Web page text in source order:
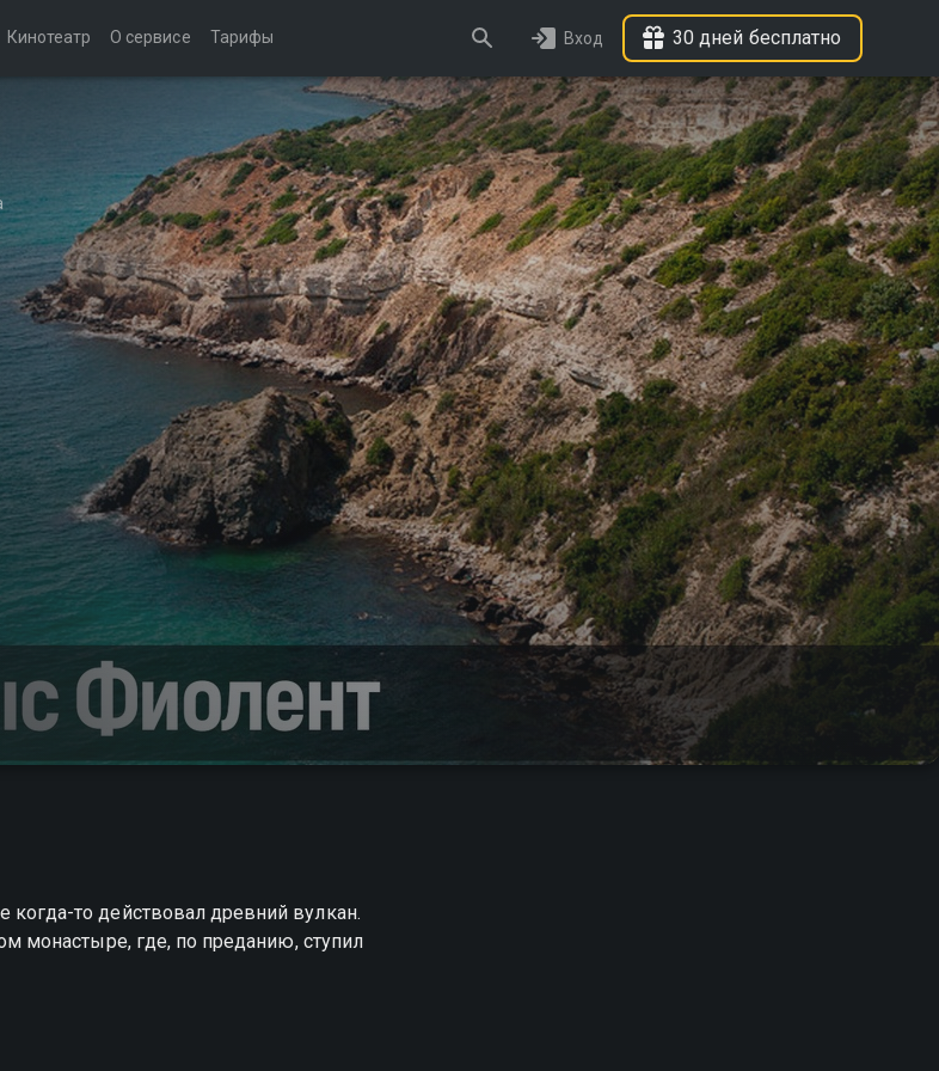
Кинотеатр О сервисе Тарифы Вход 30 дней бесплатно
то действовал древний вулкан.
монастыре, где, по преданию, ступил